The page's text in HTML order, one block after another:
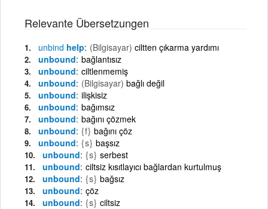
Relevante Übersetzungen
unbind help (Bilgisayar) ciltten çıkarma yardımı
unbound bağlantısız
unbound ciltlenmemiş
unbound (Bilgisayar) bağlı değil
unbound ilişkisiz
unbound bağımsız
unbound bağını çözmek
unbound {f} bağını çöz
unbound {s} başsız
unbound {s} serbest
unbound ciltsiz kısıtlayıcı bağlardan kurtulmuş
unbound {s} bağsız
unbound çöz
unbound {s} ciltsiz